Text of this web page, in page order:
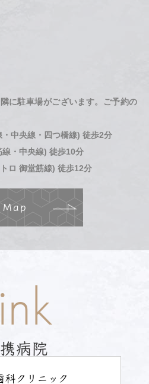
に駐車場がございます。ご予約の
中央線・四つ橋線) 徒歩2分
・中央線) 徒歩10分
ロ 御堂筋線) 徒歩12分
Map
病院
科クリニック